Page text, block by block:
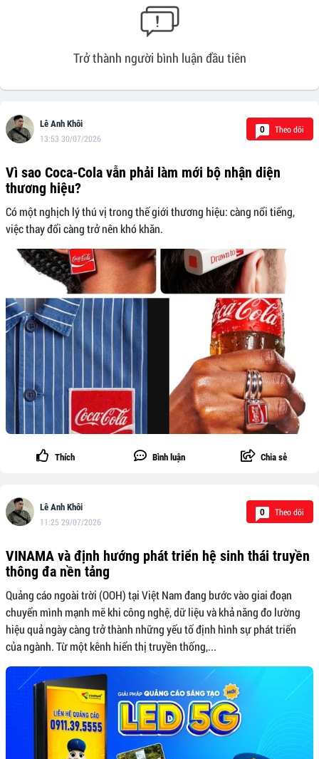
Trở thành người bình luận đầu tiên
Lê Anh Khôi
13:53 30/07/2026
0 Theo dõi
Vì sao Coca-Cola vẫn phải làm mới bộ nhận diện
thương hiệu?
Có một nghịch lý thú vị trong thế giới thương hiệu: càng nổi tiếng,
việc thay đổi càng trở nên khó khăn.
Thích Bình luận Chia sẻ
Lê Anh Khôi
11:25 29/07/2026
0 Theo dõi
VINAMA và định hướng phát triển hệ sinh thái truyền
thông đa nền tảng
Quảng cáo ngoài trời (OOH) tại Việt Nam đang bước vào giai đoạn
chuyển mình mạnh mẽ khi công nghệ, dữ liệu và khả năng đo lường
hiệu quả ngày càng trở thành những yếu tố định hình sự phát triển
của ngành. Từ một kênh hiển thị truyền thống,...